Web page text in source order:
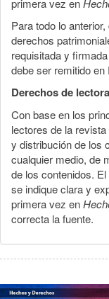
primera vez en
Para todo lo
derechos
requisitada y
debe ser remitido
Derechos de
Con base en los
lectores de la
y distribución de los
cualquier medio, de
de los contenidos.
se indique clara y
primera vez en
correcta la fuente.